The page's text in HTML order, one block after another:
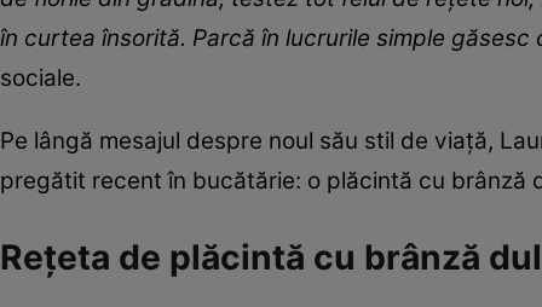
în curtea însorită. Parcă în lucrurile simple
sociale.
Pe lângă mesajul despre noul său stil de viață,
pregătit recent în bucătărie: o plăcintă cu brânză
Rețeta de plăcintă cu brânză